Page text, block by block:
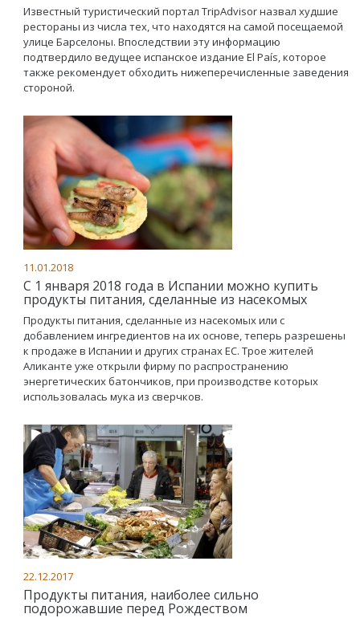
Известный туристический портал TripAdvisor назвал худшие
рестораны из числа тех, что находятся на самой посещаемой
улице Барселоны. Впоследствии эту информацию
подтвердило ведущее испанское издание El País, которое
также рекомендует обходить нижеперечисленные заведения
стороной.
11.01.2018
С 1 января 2018 года в Испании можно купить
продукты питания, сделанные из насекомых
Продукты питания, сделанные из насекомых или с
добавлением ингредиентов на их основе, теперь разрешены
к продаже в Испании и других странах ЕС. Трое жителей
Аликанте уже открыли фирму по распространению
энергетических батончиков, при производстве которых
использовалась мука из сверчков.
22.12.2017
Продукты питания, наиболее сильно
подорожавшие перед Рождеством